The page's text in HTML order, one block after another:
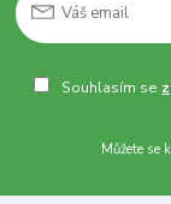
Souhlasím se
Můžete se